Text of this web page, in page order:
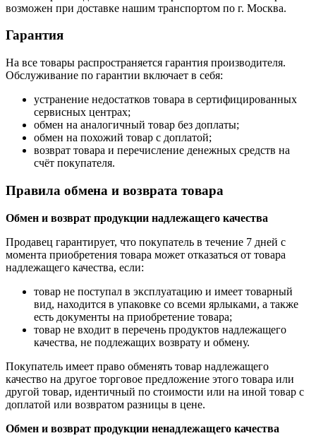
возможен при доставке нашим транспортом по г. Москва.
Гарантия
На все товары распространяется гарантия производителя.
Обслуживание по гарантии включает в себя:
устранение недостатков товара в сертифицированных
сервисных центрах;
обмен на аналогичный товар без доплаты;
обмен на похожий товар с доплатой;
возврат товара и перечисление денежных средств на
счёт покупателя.
Правила обмена и возврата товара
Обмен и возврат продукции надлежащего качества
Продавец гарантирует, что покупатель в течение 7 дней с
момента приобретения товара может отказаться от товара
надлежащего качества, если:
товар не поступал в эксплуатацию и имеет товарный
вид, находится в упаковке со всеми ярлыками, а также
есть документы на приобретение товара;
товар не входит в перечень продуктов надлежащего
качества, не подлежащих возврату и обмену.
Покупатель имеет право обменять товар надлежащего
качество на другое торговое предложение этого товара или
другой товар, идентичный по стоимости или на иной товар с
доплатой или возвратом разницы в цене.
Обмен и возврат продукции ненадлежащего качества